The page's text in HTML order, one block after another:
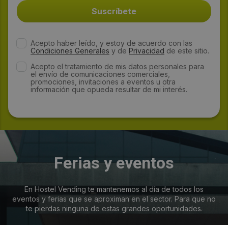
Acepto haber leído, y estoy de acuerdo con las
Condiciones Generales y de Privacidad de este sitio.
Acepto el tratamiento de mis datos personales para
el envío de comunicaciones comerciales,
promociones, invitaciones a eventos u otra
información que opueda resultar de mi interés.
Ferias y eventos
En Hostel Vending te mantenemos al día de todos los
eventos y ferias que se aproximan en el sector. Para que no
te pierdas ninguna de estas grandes oportunidades.